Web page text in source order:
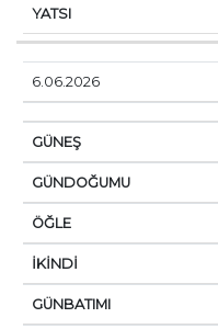
6.06.2026